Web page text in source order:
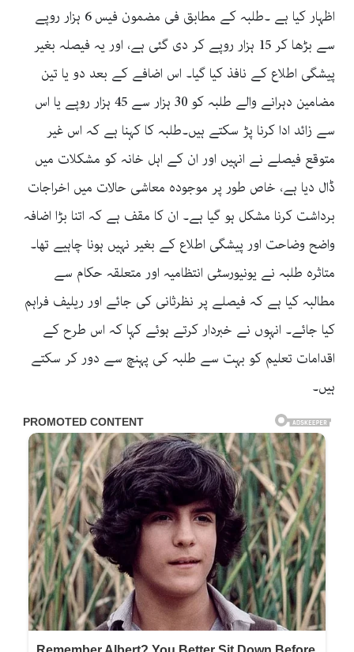
اظہار کیا ہے ۔طلبہ کے مطابق فی مضمون فیس 6 ہزار روپے
سے بڑھا کر 15 ہزار روپے کر دی گئی ہے، اور یہ فیصلہ بغیر
پیشگی اطلاع کے نافذ کیا گیا۔ اس اضافے کے بعد دو یا تین
مضامین دہرانے والے طلبہ کو 30 ہزار سے 45 ہزار روپے یا اس
سے زائد ادا کرنا پڑ سکتے ہیں۔طلبہ کا کہنا ہے کہ اس غیر
متوقع فیصلے نے انہیں اور ان کے اہل خانہ کو مشکلات میں
ڈال دیا ہے، خاص طور پر موجودہ معاشی حالات میں اخراجات
برداشت کرنا مشکل ہو گیا ہے۔ ان کا مقف ہے کہ اتنا بڑا اضافہ
واضح وضاحت اور پیشگی اطلاع کے بغیر نہیں ہونا چاہیے تھا۔
متاثرہ طلبہ نے یونیورسٹی انتظامیہ اور متعلقہ حکام سے
مطالبہ کیا ہے کہ فیصلے پر نظرثانی کی جائے اور ریلیف فراہم
کیا جائے۔ انہوں نے خبردار کرتے ہوئے کہا کہ اس طرح کے
اقدامات تعلیم کو بہت سے طلبہ کی پہنچ سے دور کر سکتے
ہیں۔